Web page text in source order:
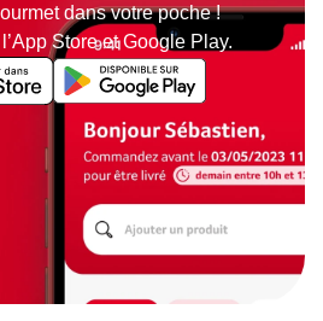
dans votre poche !
Store et Google Play.